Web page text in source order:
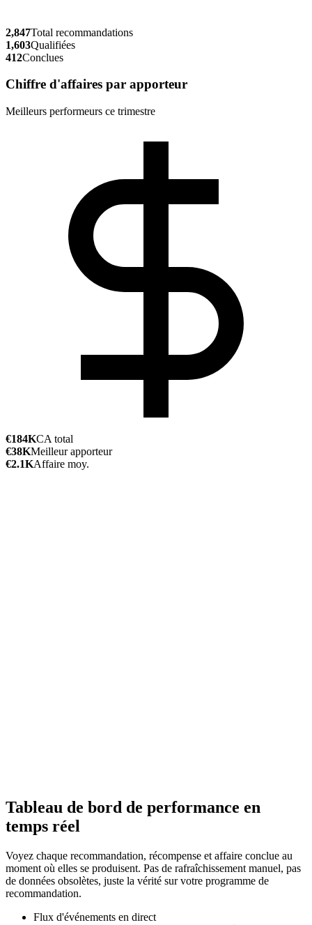
2,847Total recommandations
1,603Qualifiées
412Conclues
Chiffre d'affaires par apporteur
Meilleurs performeurs ce trimestre
€184KCA total
€38KMeilleur apporteur
€2.1KAffaire moy.
Tableau de bord de performance en
temps réel
Voyez chaque recommandation, récompense et affaire conclue au
moment où elles se produisent. Pas de rafraîchissement manuel, pas
de données obsolètes, juste la vérité sur votre programme de
recommandation.
Flux d'événements en direct